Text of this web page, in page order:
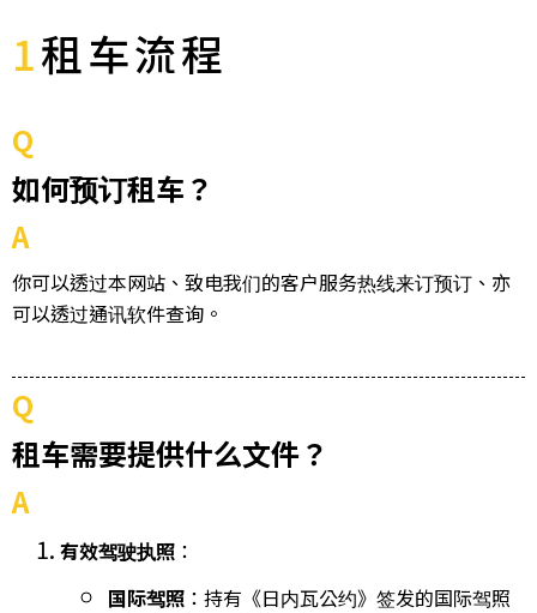
1租车流程
Q
如何预订租车？
A
你可以透过本网站、致电我们的客户服务热线来订预订、亦
可以透过通讯软件查询。
Q
租车需要提供什么文件？
A
有效驾驶执照 ：
国际驾照 ：持有《日内瓦公约》签发的国际驾照